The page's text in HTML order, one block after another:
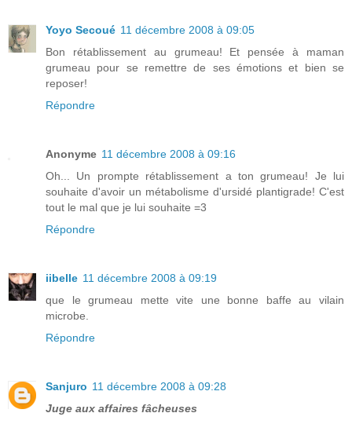
Yoyo Secoué 11 décembre 2008 à 09:05
Bon rétablissement au grumeau! Et pensée à maman
grumeau pour se remettre de ses émotions et bien se
reposer!
Répondre
Anonyme 11 décembre 2008 à 09:16
Oh... Un prompte rétablissement a ton grumeau! Je lui
souhaite d'avoir un métabolisme d'ursidé plantigrade! C'est
tout le mal que je lui souhaite =3
Répondre
iibelle 11 décembre 2008 à 09:19
que le grumeau mette vite une bonne baffe au vilain
microbe.
Répondre
Sanjuro 11 décembre 2008 à 09:28
Juge aux affaires fâcheuses